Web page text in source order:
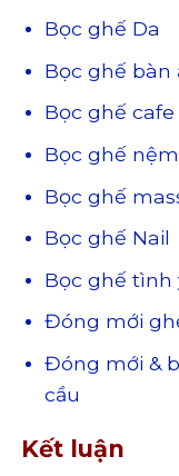
Bọc ghế Da
Bọc ghế bàn
Bọc ghế cafe
Bọc ghế nệm
Bọc ghế
Bọc ghế Nail
Bọc ghế tình
Đóng mới
Đóng mới &
cầu
Kết luận